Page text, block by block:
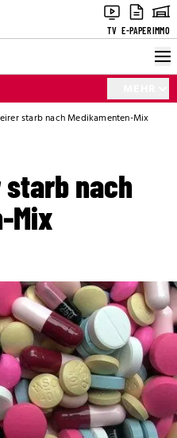
TV E-PAPERIMMO
starb nach Medikamenten-Mix
nach
Mix